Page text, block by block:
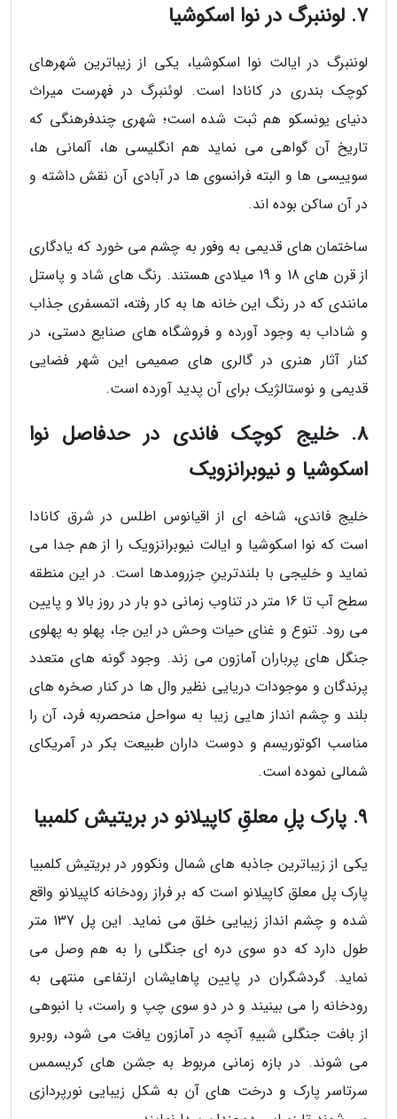
7. لوننبرگ در نوا اسکوشیا
لوننبرگ در ایالت نوا اسکوشیا، یکی از زیباترین شهرهای
کوچک بندری در کانادا است. لوئنبرگ در فهرست میراث
دنیای یونسکو هم ثبت شده است؛ شهری چندفرهنگی که
تاریخ آن گواهی می نماید هم انگلیسی ها، آلمانی ها،
سوییسی ها و البته فرانسوی ها در آبادی آن نقش داشته و
در آن ساکن بوده اند.
ساختمان های قدیمی به وفور به چشم می خورد که یادگاری
از قرن های 18 و 19 میلادی هستند. رنگ های شاد و پاستل
مانندی که در رنگ این خانه ها به کار رفته، اتمسفری جذاب
و شاداب به وجود آورده و فروشگاه های صنایع دستی، در
کنار آثار هنری در گالری های صمیمی این شهر فضایی
قدیمی و نوستالژیک برای آن پدید آورده است.
8. خلیج کوچک فاندی در حدفاصل نوا
اسکوشیا و نیوبرانزویک
خلیج فاندی، شاخه ای از اقیانوس اطلس در شرق کانادا
است که نوا اسکوشیا و ایالت نیوبرانزویک را از هم جدا می
نماید و خلیجی با بلندترینِ جزرومدها است. در این منطقه
سطح آب تا 16 متر در تناوب زمانی دو بار در روز بالا و پایین
می رود. تنوع و غنای حیات وحش در این جا، پهلو به پهلوی
جنگل های پرباران آمازون می زند. وجود گونه های متعدد
پرندگان و موجودات دریایی نظیر وال ها در کنار صخره های
بلند و چشم انداز هایی زیبا به سواحل منحصربه فرد، آن را
مناسب اکوتوریسم و دوست داران طبیعت بکر در آمریکای
شمالی نموده است.
9. پارک پلِ معلقِ کاپیلانو در بریتیش کلمبیا
یکی از زیباترین جاذبه های شمال ونکوور در بریتیش کلمبیا
پارک پل معلق کاپیلانو است که بر فراز رودخانه کاپیلانو واقع
شده و چشم انداز زیبایی خلق می نماید. این پل 137 متر
طول دارد که دو سوی دره ای جنگلی را به هم وصل می
نماید. گردشگران در پایین پاهایشان ارتفاعی منتهی به
رودخانه را می بینیند و در دو سوی چپ و راست، با انبوهی
از بافت جنگلی شبیهِ آنچه در آمازون یافت می شود، روبرو
می شوند. در بازه زمانی مربوط به جشن های کریسمس
سرتاسر پارک و درخت های آن به شکل زیبایی نورپردازی